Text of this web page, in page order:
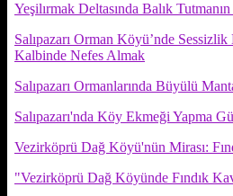
Yeşilırmak Deltasında Balık
Salıpazarı Orman Köyü’nde
Kalbinde Nefes Almak
Salıpazarı Ormanlarında Büyülü
Salıpazarı'nda Köy Ekmeği Yapma
Vezirköprü Dağ Köyü'nün Mirası:
"Vezirköprü Dağ Köyünde Fındık